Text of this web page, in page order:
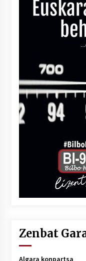
Zenbat
Algara konpartsa